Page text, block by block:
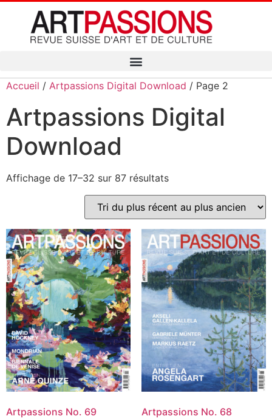
Accueil / Artpassions Digital Download / Page 2
Artpassions Digital
Download
Affichage de 17–32 sur 87 résultats
Artpassions No. 69 Artpassions No. 68